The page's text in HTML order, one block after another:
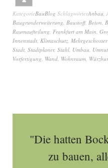
KategorieBauBlog SchlagwörterAnbau,
Baugrunderweiterung, Baustoff, Beton,
Raumaufteilung, Frankfurt am Main,
Innenstadt, Klimaschutz,
Stadt, Stadtplaner, Stahl, Umbau,
Vorfertigung, Wand, Wohnraum,
"Die hatten
zu bauen,